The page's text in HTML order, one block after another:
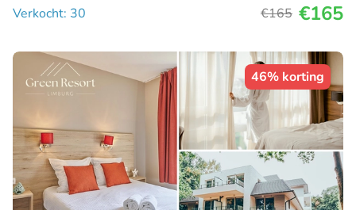
Verkocht: 30
€165 €165
46% korting